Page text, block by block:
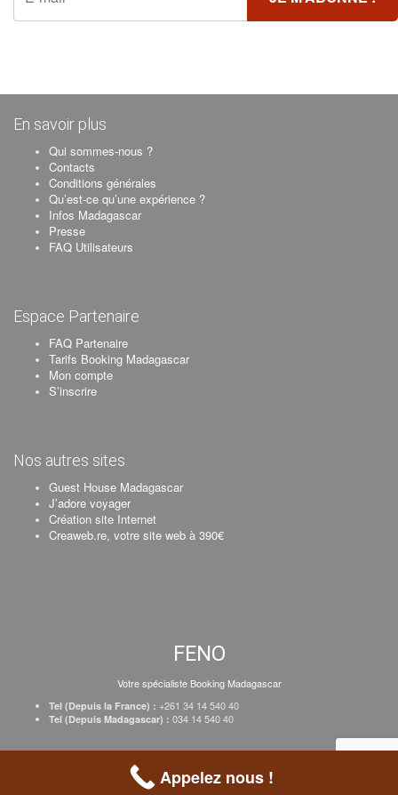
En savoir plus
Qui sommes-nous ?
Contacts
Conditions générales
Qu’est-ce qu’une expérience ?
Infos Madagascar
Presse
FAQ Utilisateurs
Espace Partenaire
FAQ Partenaire
Tarifs Booking Madagascar
Mon compte
S’inscrire
Nos autres sites
Guest House Madagascar
J’adore voyager
Création site Internet
Creaweb.re, votre site web à 390€
FENO
Votre spécialiste Booking Madagascar
Tel (Depuis la France) : +261 34 14 540 40
Tel (Depuis Madagascar) : 034 14 540 40
Inscrire votre établissement
Appelez nous !